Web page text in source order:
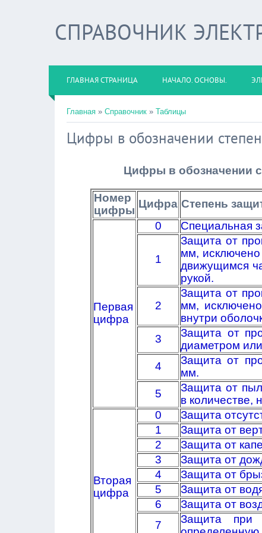
СПРАВОЧНИК
ГЛАВНАЯ СТРАНИЦА НАЧАЛО. ОСНОВЫ.
Главная » Справочник » Таблицы
Цифры в обозначении
Цифры в обозначении
Номер
цифры
Цифра Степень
Первая
цифра
0 Специальная
1
Защита от
мм, исключено
движущимся
рукой.
2
Защита от
мм,
внутри
3
Защита от
диаметром
4
Защита от
мм.
5
Защита от
в количестве,
Вторая
цифра
0
Защита
1
Защита от
2
Защита от
3
Защита от
4
Защита от
5
Защита от
6
Защита от
7
Защита при